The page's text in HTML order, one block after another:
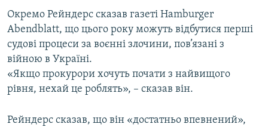
Окремо Рейндерс сказав газеті Hamburger
Abendblatt, що цього року можуть відбутися перші
судові процеси за воєнні злочини, пов’язані з
війною в Україні.
«Якщо прокурори хочуть почати з найвищого
рівня, нехай це роблять», – сказав він.
Рейндерс сказав, що він «достатньо впевнений»,